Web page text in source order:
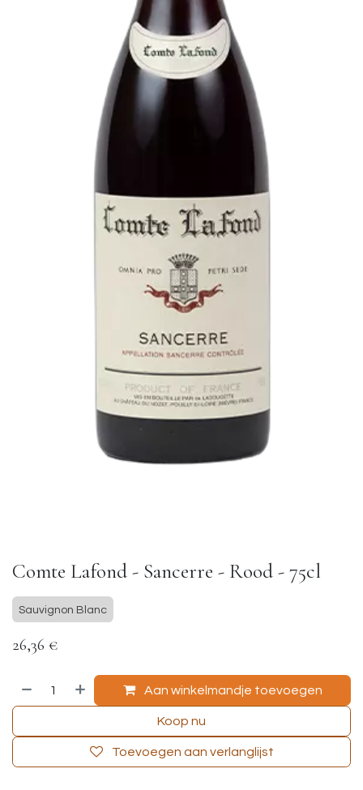
Comte Lafond - Sancerre - Rood - 75cl
Sauvignon Blanc
26,36 €
Aan winkelmandje toevoegen
Koop nu
Toevoegen aan verlanglijst